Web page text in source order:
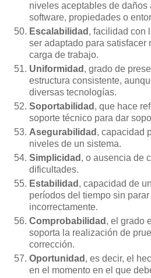
niveles aceptables de daños
software, propiedades o
Escalabilidad , facilidad con
ser adaptado para satisfacer
carga de trabajo.
Uniformidad , grado de
estructura consistente,
diversas tecnologías.
Soportabilidad , que hace
soporte técnico para dar
Asegurabilidad , capacidad
niveles de un sistema.
Simplicidad , o ausencia de
dificultades.
Estabilidad , capacidad de
períodos del tiempo sin
incorrectamente.
Comprobabilidad , el grado
soporta la realización de
corrección.
Oportunidad , es decir, el
en el momento en el que